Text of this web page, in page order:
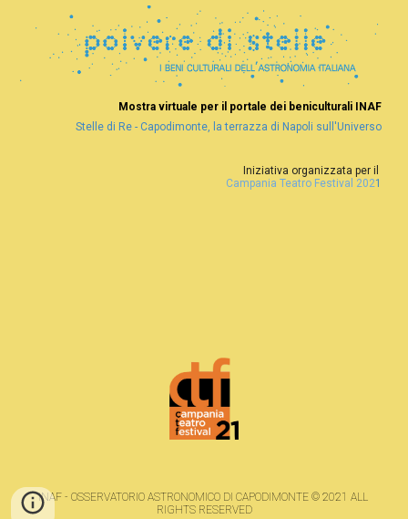
Mostra virtuale per il portale dei beniculturali INAF
Stelle di Re - Capodimonte, la terrazza di Napoli sull'Universo
Iniziativa organizzata per il
Campania Teatro Festival 2021
INAF - OSSERVATORIO ASTRONOMICO DI CAPODIMONTE © 2021 ALL
RIGHTS RESERVED